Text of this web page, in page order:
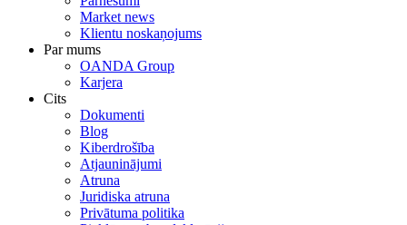
Market news
Klientu noskaņojums
Par mums
OANDA Group
Karjera
Cits
Dokumenti
Blog
Kiberdrošība
Atjauninājumi
Atruna
Juridiska atruna
Privātuma politika